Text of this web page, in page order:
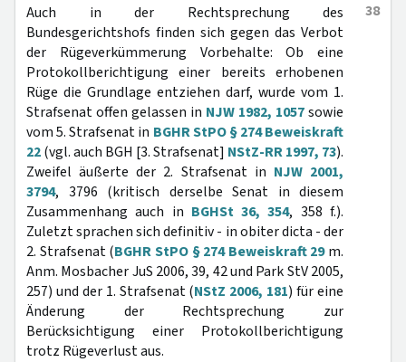
38
Auch in der Rechtsprechung des
Bundesgerichtshofs finden sich gegen das Verbot
der Rügeverkümmerung Vorbehalte: Ob eine
Protokollberichtigung einer bereits erhobenen
Rüge die Grundlage entziehen darf, wurde vom 1.
Strafsenat offen gelassen in NJW 1982, 1057sowie
vom 5. Strafsenat in BGHR StPO § 274 Beweiskraft
22(vgl. auch BGH [3. Strafsenat] NStZ-RR 1997, 73).
Zweifel äußerte der 2. Strafsenat in NJW 2001,
3794, 3796 (kritisch derselbe Senat in diesem
Zusammenhang auch in BGHSt 36, 354, 358 f.).
Zuletzt sprachen sich definitiv - in obiter dicta - der
2. Strafsenat (BGHR StPO § 274 Beweiskraft 29m.
Anm. Mosbacher JuS 2006, 39, 42 und Park StV 2005,
257) und der 1. Strafsenat (NStZ 2006, 181) für eine
Änderung der Rechtsprechung zur
Berücksichtigung einer Protokollberichtigung
trotz Rügeverlust aus.